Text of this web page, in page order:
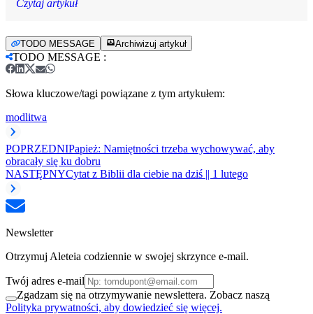
Czytaj artykuł
TODO MESSAGE Archiwizuj artykuł
TODO MESSAGE :
Słowa kluczowe/tagi powiązane z tym artykułem:
modlitwa
POPRZEDNIPapież: Namiętności trzeba wychowywać, aby
obracały się ku dobru
NASTĘPNYCytat z Biblii dla ciebie na dziś || 1 lutego
Newsletter
Otrzymuj Aleteia codziennie w swojej skrzynce e-mail.
Twój adres e-mail
Zgadzam się na otrzymywanie newslettera. Zobacz naszą
Polityka prywatności, aby dowiedzieć się więcej.